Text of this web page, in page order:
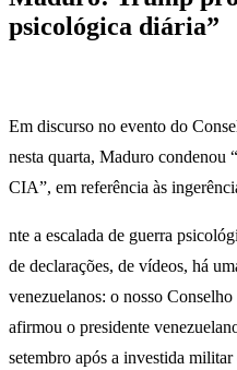
psicológica diária”
Em discurso no evento do
nesta quarta, Maduro condenou
CIA”, em referência às
nte a escalada de guerra
de declarações, de vídeos, há
venezuelanos: o nosso
afirmou o presidente
setembro após a investida